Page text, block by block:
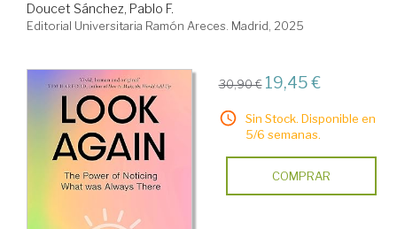
Doucet Sánchez, Pablo F.
Editorial Universitaria Ramón Areces. Madrid, 2025
30,90 € 19,45 €
Sin Stock. Disponible en
5/6 semanas.
COMPRAR